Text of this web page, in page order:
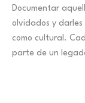
Documentar
olvidados y
como cultural.
parte de un